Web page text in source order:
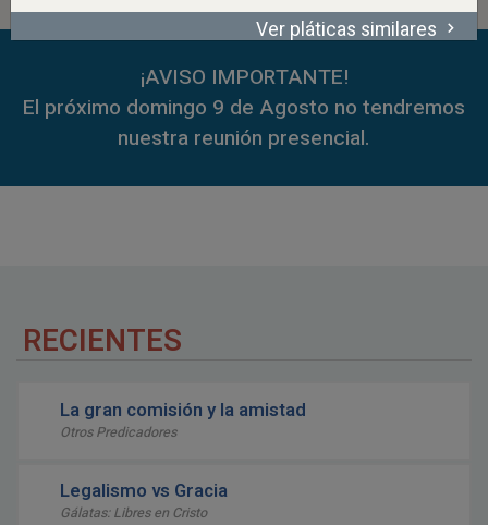
…
¡AVISO IMPORTANTE!
El próximo domingo 9 de Agosto no tendremos
nuestra reunión presencial.
RECIENTES
La gran comisión y la amistad
Otros Predicadores
Legalismo vs Gracia
Gálatas: Libres en Cristo
Ver pláticas similares